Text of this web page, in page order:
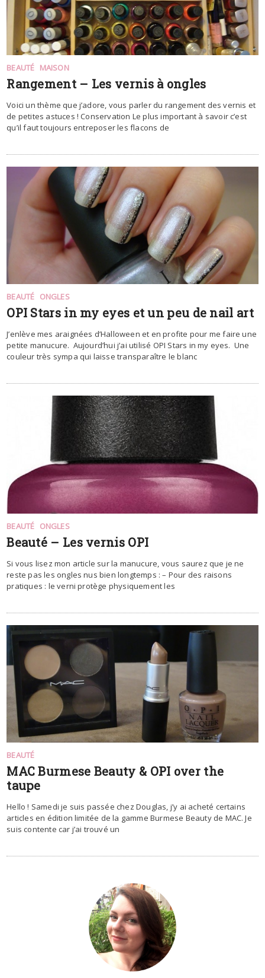
BEAUTÉ MAISON
Rangement – Les vernis à ongles
Voici un thème que j’adore, vous parler du rangement des vernis et
de petites astuces ! Conservation Le plus important à savoir c’est
qu’il faut toujours entreposer les flacons de
BEAUTÉ ONGLES
OPI Stars in my eyes et un peu de nail art
J’enlève mes araignées d’Halloween et en profite pour me faire une
petite manucure. Aujourd’hui j’ai utilisé OPI Stars in my eyes. Une
couleur très sympa qui laisse transparaître le blanc
BEAUTÉ ONGLES
Beauté – Les vernis OPI
Si vous lisez mon article sur la manucure, vous saurez que je ne
reste pas les ongles nus bien longtemps : – Pour des raisons
pratiques : le verni protège physiquement les
BEAUTÉ
MAC Burmese Beauty & OPI over the
taupe
Hello ! Samedi je suis passée chez Douglas, j’y ai acheté certains
articles en édition limitée de la gamme Burmese Beauty de MAC. Je
suis contente car j’ai trouvé un